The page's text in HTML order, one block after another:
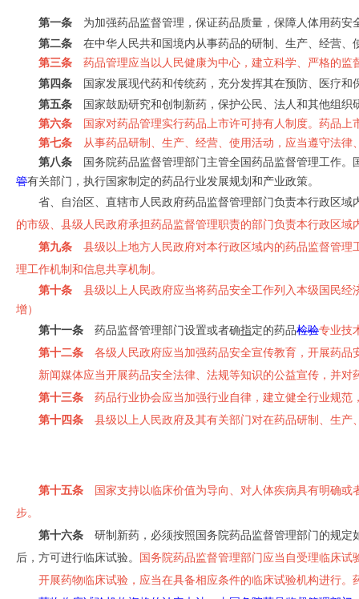
第一条 为加强药品监督管理，保证药品质量，保障人体用药安
第二条 在中华人民共和国境内从事药品的研制、生产、经营、
第三条 药品管理应当以人民健康为中心，建立科学、严格的监
第四条 国家发展现代药和传统药，充分发挥其在预防、医疗和
第五条 国家鼓励研究和创制新药，保护公民、法人和其他组织
第六条 国家对药品管理实行药品上市许可持有人制度。药品上
第七条 从事药品研制、生产、经营、使用活动，应当遵守法律
第八条 国务院药品监督管理部门主管全国药品监督管理工作。
管有关部门，执行国家制定的药品行业发展规划和产业政策。
省、自治区、直辖市人民政府药品监督管理部门负责本行政区域
的市级、县级人民政府承担药品监督管理职责的部门负责本行政区
第九条 县级以上地方人民政府对本行政区域内的药品监督管理
理工作机制和信息共享机制。
第十条 县级以上人民政府应当将药品安全工作列入本级国民经
增）
第十一条 药品监督管理部门设置或者确指定的药品检验专业技
第十二条 各级人民政府应当加强药品安全宣传教育，开展药品
新闻媒体应当开展药品安全法律、法规等知识的公益宣传，并
第十三条 药品行业协会应当加强行业自律，建立健全行业规范
第十四条 县级以上人民政府及其有关部门对在药品研制、生产
第十五条 国家支持以临床价值为导向、对人体疾病具有明确或
步。
第十六条 研制新药，必须按照国务院药品监督管理部门的规定
后，方可进行临床试验。
国务院药品监督管理部门应当自受理临床
开展药物临床试验，应当在具备相应条件的临床试验机构进行